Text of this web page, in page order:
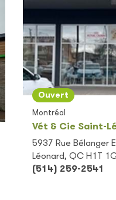
Vét & Cie Saint-
Ouvert
Montréal
5937 Rue Bélanger
Léonard, QC H1T
(514) 259-2541